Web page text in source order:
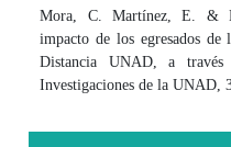
Mora, C. Martínez, E. &
impacto de los egresados
Distancia UNAD, a través
Investigaciones de la UNAD,